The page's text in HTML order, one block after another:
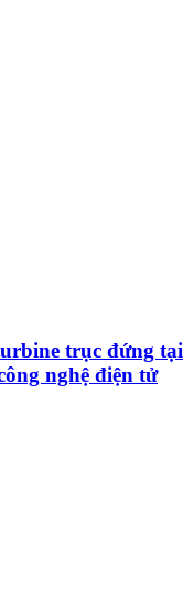
trục đứng tại
nghệ điện tử